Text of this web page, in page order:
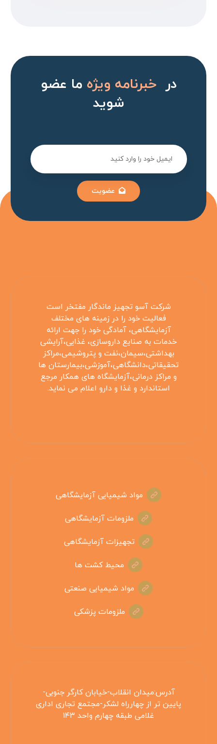
درخبرنامه ویژهما عضو
شوید
عضویت
شرکت آسو تجهیز ماندگار مفتخر است
فعالیت خود را در زمینه های مختلف
آزمایشگاهی، آمادگی خود را جهت ارائه
خدمات به صنایع داروسازی، غذایی،آرایشی
بهداشتی،سیمان،نفت و پتروشیمی،مراکز
تحقیقاتی،دانشگاهی،آموزشی،بیمارستان ها
و مراکز درمانی،آزمایشگاه های همکار مرجع
استاندارد و غذا و دارو اعلام می نماید.
مواد شیمیایی آزمایشگاهی
ملزومات آزمایشگاهی
تجهیزات آزمایشگاهی
محیط کشت ها
مواد شیمیایی صنعتی
ملزومات پزشکی
آدرس:میدان انقلاب-خیابان کارگر جنوبی-
پایین تر از چهارراه لشکر-مجتمع تجاری اداری
غلامی طبقه چهارم واحد ۱۴۳